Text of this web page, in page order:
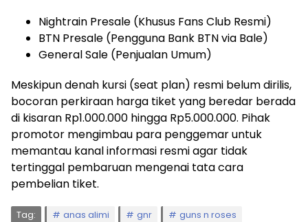
Nightrain Presale (Khusus Fans Club Resmi)
BTN Presale (Pengguna Bank BTN via Bale)
General Sale (Penjualan Umum)
Meskipun denah kursi (seat plan) resmi belum dirilis,
bocoran perkiraan harga tiket yang beredar berada
di kisaran Rp1.000.000 hingga Rp5.000.000. Pihak
promotor mengimbau para penggemar untuk
memantau kanal informasi resmi agar tidak
tertinggal pembaruan mengenai tata cara
pembelian tiket.
Tag: anas alimi gnr
guns n roses